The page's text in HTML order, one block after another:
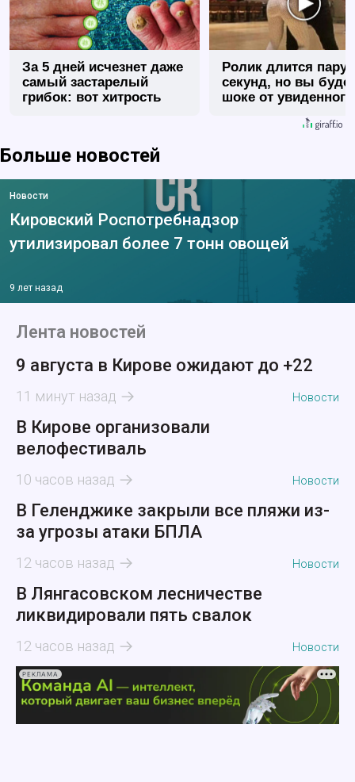
За 5 дней исчезнет даже
самый застарелый
грибок: вот хитрость
Ролик длится пару
секунд, но вы
шоке от увиденного
Больше новостей
Новости
Кировский Роспотребнадзор
утилизировал более 7 тонн овощей
9 лет назад
Лента новостей
9 августа в Кирове ожидают до +22
11 минут назад Новости
В Кирове организовали
велофестиваль
10 часов назад Новости
В Геленджике закрыли все пляжи из-
за угрозы атаки БПЛА
12 часов назад Новости
В Лянгасовском лесничестве
ликвидировали пять свалок
12 часов назад Новости
РЕКЛАМА